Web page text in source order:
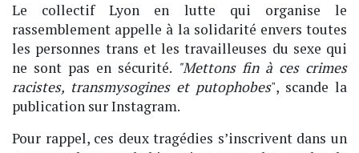
Le collectif Lyon en lutte qui organise le
rassemblement appelle à la solidarité envers toutes
les personnes trans et les travailleuses du sexe qui
ne sont pas en sécurité. "Mettons fin à ces crimes
racistes, transmysogines et putophobes", scande la
publication sur Instagram.
Pour rappel, ces deux tragédies s’inscrivent dans un